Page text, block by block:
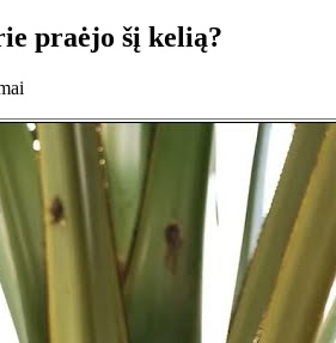
praėjo šį kelią?